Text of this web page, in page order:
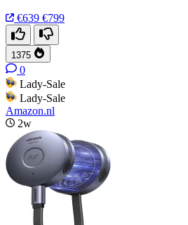
€639 €799
1375
0
Lady-Sale
Lady-Sale
Amazon.nl
2w